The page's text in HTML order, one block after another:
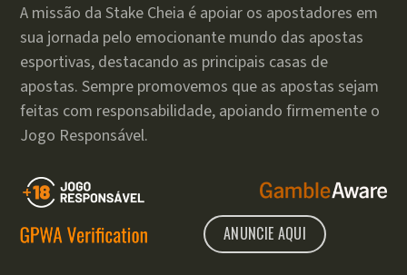
A missão da Stake Cheia é apoiar os apostadores em
sua jornada pelo emocionante mundo das apostas
esportivas, destacando as principais casas de
apostas. Sempre promovemos que as apostas sejam
feitas com responsabilidade, apoiando firmemente o
Jogo Responsável.
ANUNCIE AQUI